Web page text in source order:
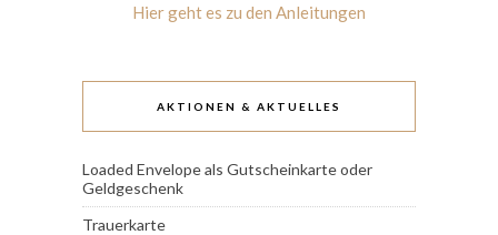
Hier geht es zu den Anleitungen
AKTIONEN & AKTUELLES
Loaded Envelope als Gutscheinkarte oder
Geldgeschenk
Trauerkarte